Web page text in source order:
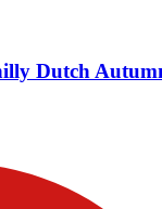
Dutch